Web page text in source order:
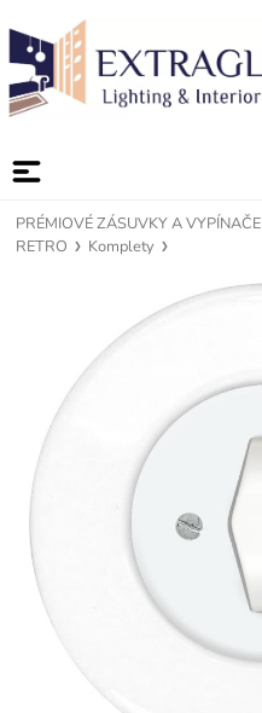
PRÉMIOVÉ ZÁSUVKY A VYPÍNAČE
RETRO
Komplety